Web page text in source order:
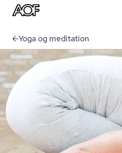
Yoga og meditation